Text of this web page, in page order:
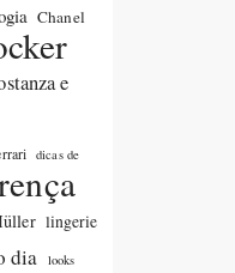
Chanel
e
dicas de
lingerie
dia looks